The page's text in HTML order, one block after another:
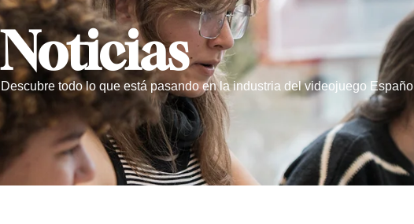
Noticias
Descubre todo lo que está pasando en la industria del videojuego Español